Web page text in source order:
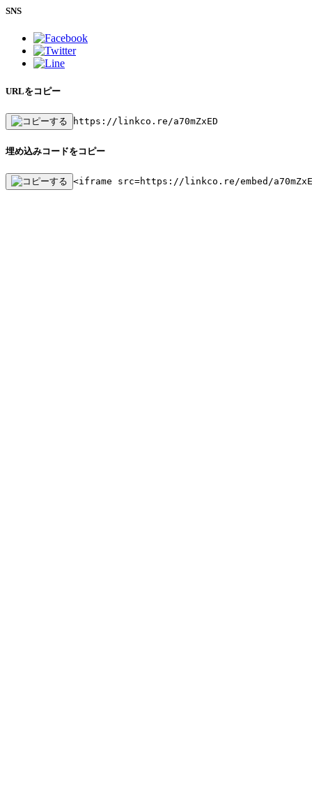
SNS
URLをコピー
https://linkco.re/a70mZxED
埋め込みコードをコピー
<iframe src=https://linkco.re/embed/